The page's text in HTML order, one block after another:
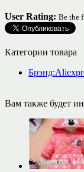
User Rating: Be the
Категории товара
Вам также будет